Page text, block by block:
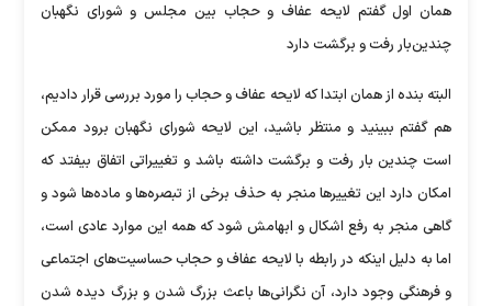
همان اول گفتم لایحه عفاف و حجاب بین مجلس و شورای نگهبان
چندین‌بار رفت و برگشت دارد
البته بنده از همان ابتدا که لایحه عفاف و حجاب را مورد بررسی قرار دادیم،
هم گفتم ببینید و منتظر باشید، این لایحه شورای نگهبان برود ممکن
است چندین بار رفت و برگشت داشته باشد و تغییراتی اتفاق بیفتد که
امکان دارد این تغییر‌ها منجر به حذف برخی از تبصره‌ها و ماده‌ها شود و
گاهی منجر به رفع اشکال و ابهامش شود که همه این موارد عادی است،
اما به دلیل اینکه در رابطه با لایحه عفاف و حجاب حساسیت‌های اجتماعی
و فرهنگی وجود دارد، آن نگرانی‌ها باعث بزرگ شدن و بزرگ دیده شدن